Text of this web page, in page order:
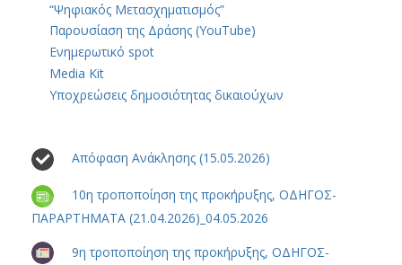
“Ψηφιακός Μετασχηματισμός”
Παρουσίαση της Δράσης (YouTube)
Ενημερωτικό spot
Media Kit
Υποχρεώσεις δημοσιότητας δικαιούχων
Απόφαση Ανάκλησης (15.05.2026)
10η τροποποίηση της προκήρυξης, ΟΔΗΓΟΣ-
ΠΑΡΑΡΤΗΜΑΤΑ (21.04.2026)_04.05.2026
9η τροποποίηση της προκήρυξης, ΟΔΗΓΟΣ-